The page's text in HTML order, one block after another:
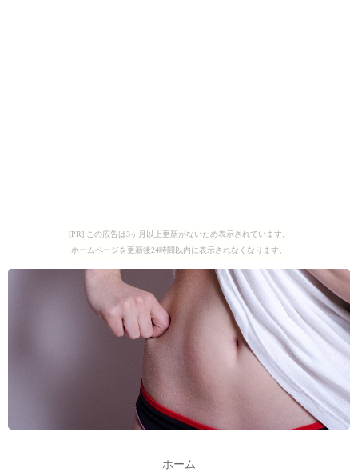
[PR] この広告は3ヶ月以上更新がないため表示されています。
ホームページを更新後24時間以内に表示されなくなります。
ホーム